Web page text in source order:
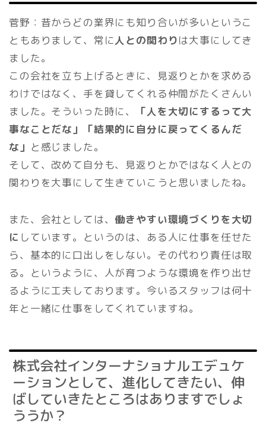
菅野：昔からどの業界にも知り合いが多いというこ
ともありまして、常に人との関わりは大事にしてき
ました。
この会社を立ち上げるときに、見返りとかを求める
わけではなく、手を貸してくれる仲間がたくさんい
ました。そういった時に、
「人を大切にするって大
事なことだな」「結果的に自分に戻ってくるんだ
な」 と感じました。
そして、改めて自分も、見返りとかではなく人との
関わりを大事にして生きていこうと思いましたね。
また、会社としては、働きやすい環境づくりを大切
に しています。というのは、ある人に仕事を任せた
ら、基本的に口出しをしない。その代わり責任は取
る。というように、人が育つような環境を作り出せ
るように工夫しております。今いるスタッフは何十
年と一緒に仕事をしてくれていますね。
株式会社インターナショナルエデュケ
ーションとして、進化してきたい、伸
ばしていきたところはありますでしょ
ううか？